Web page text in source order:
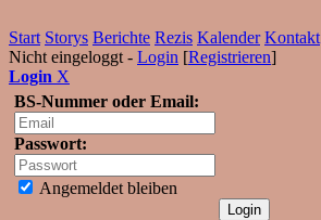
Start Storys Berichte Rezis Kalender Kontakt
Nicht eingeloggt - Login [Registrieren]
Login X
BS-Nummer oder Email:
Passwort:
Angemeldet bleiben